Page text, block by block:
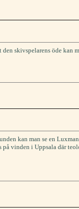
skivspelarens öde kan
kan man se en
vinden i Uppsala där